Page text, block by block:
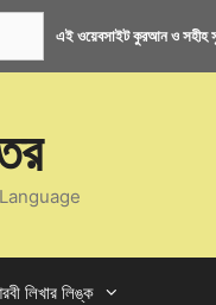
এই ওয়েবসাইট কুরআন ও সহীহ
লিখার লিঙ্ক